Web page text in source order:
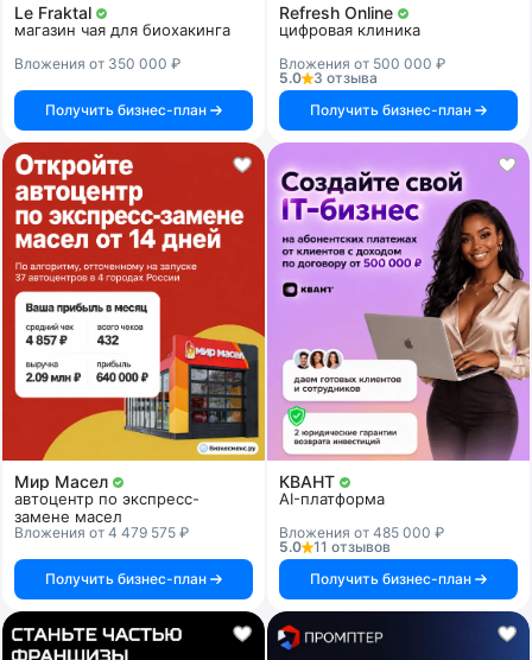
Le Fraktal
магазин чая для биохакинга
Вложения от 350 000 ₽
Получить бизнес-план
Refresh Online
цифровая клиника
Вложения от 500 000 ₽
5.0
3 отзыва
Получить бизнес-план
Мир Масел
автоцентр по экспресс-
замене масел
Вложения от 4 479 575 ₽
Получить бизнес-план
КВАНТ
AI-платформа
Вложения от 485 000 ₽
5.0
11 отзывов
Получить бизнес-план